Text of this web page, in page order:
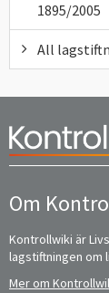
1895/2005
All
Om
Kontrollwiki är
lagstiftningen om
Mer om